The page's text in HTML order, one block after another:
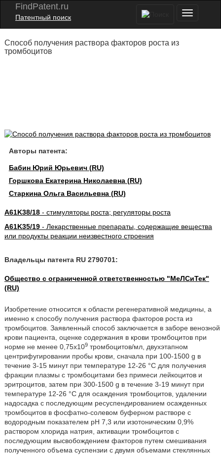
FindPatent.ru
Патентный поиск
Способ получения раствора факторов роста из
тромбоцитов
Авторы патента:
Бабин Юрий Юрьевич (RU)
Горшкова Екатерина Николаевна (RU)
Старкина Ольга Васильевна (RU)
A61K38/18- стимуляторы роста; регуляторы роста
A61K35/19- Лекарственные препараты, содержащие вещества
или продукты реакции неизвестного строения
Владельцы патента RU 2790701:
Общество с ограниченной ответственностью "МеЛСиТек"
(RU)
Изобретение относится к области регенеративной медицины, а
именно к способу получения раствора факторов роста из
тромбоцитов. Заявленный способ заключается в заборе венозной
крови пациента, оценке содержания в крови тромбоцитов при
норме не менее 0,75х109тромбоцитов/мл, двухэтапном
центрифугировании пробы крови, сначала при 100-1500 g в
течение 3-15 минут при температуре 12-26 °С для получения
фракции плазмы с тромбоцитами без примеси лейкоцитов и
эритроцитов, затем при 300-1500 g в течение 3-19 минут при
температуре 12-26 °С для осаждения тромбоцитов, удалении
надосадка с последующим ресуспендированием осажденных
тромбоцитов в фосфатно-солевом буферном растворе c
водородным показателем pH 7,3 или изотоническим 0,9%
раствором хлорида натрия, активации тромбоцитов с
последующим высвобождением факторов путем смешивания
полученного объема суспензии с двумя объемами стеклянных